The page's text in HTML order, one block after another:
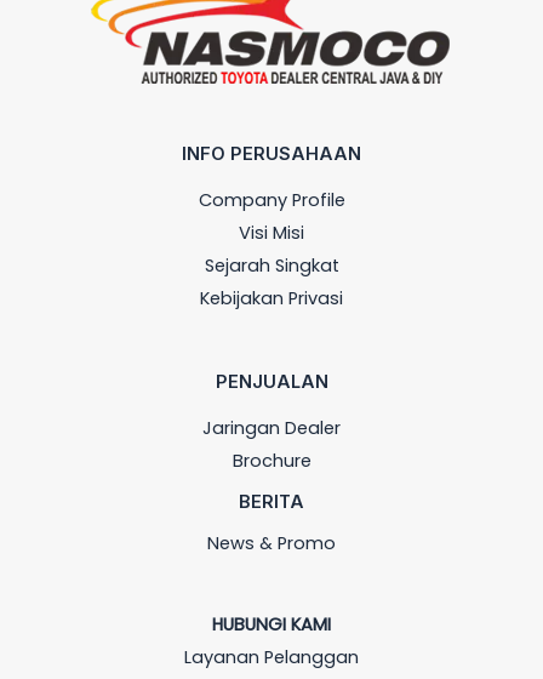
INFO PERUSAHAAN
Company Profile
Visi Misi
Sejarah Singkat
Kebijakan Privasi
PENJUALAN
Jaringan Dealer
Brochure
BERITA
News & Promo
HUBUNGI KAMI
Layanan Pelanggan